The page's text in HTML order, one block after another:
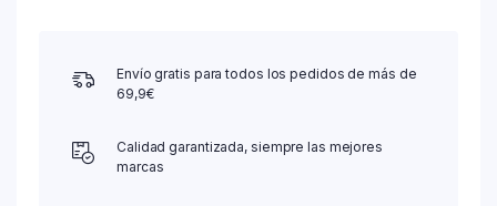
Envío gratis para todos los pedidos de más de
69,9€
Calidad garantizada, siempre las mejores
marcas